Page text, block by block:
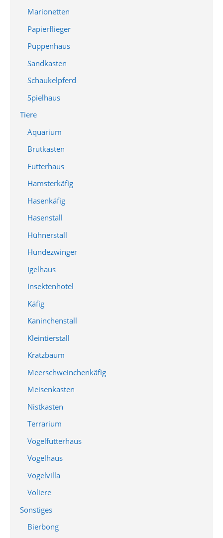
Marionetten
Papierflieger
Puppenhaus
Sandkasten
Schaukelpferd
Spielhaus
Tiere
Aquarium
Brutkasten
Futterhaus
Hamsterkäfig
Hasenkäfig
Hasenstall
Hühnerstall
Hundezwinger
Igelhaus
Insektenhotel
Käfig
Kaninchenstall
Kleintierstall
Kratzbaum
Meerschweinchenkäfig
Meisenkasten
Nistkasten
Terrarium
Vogelfutterhaus
Vogelhaus
Vogelvilla
Voliere
Sonstiges
Bierbong